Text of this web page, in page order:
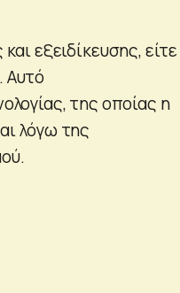
εξειδίκευσης, είτε
Αυτό
της οποίας η
λόγω της